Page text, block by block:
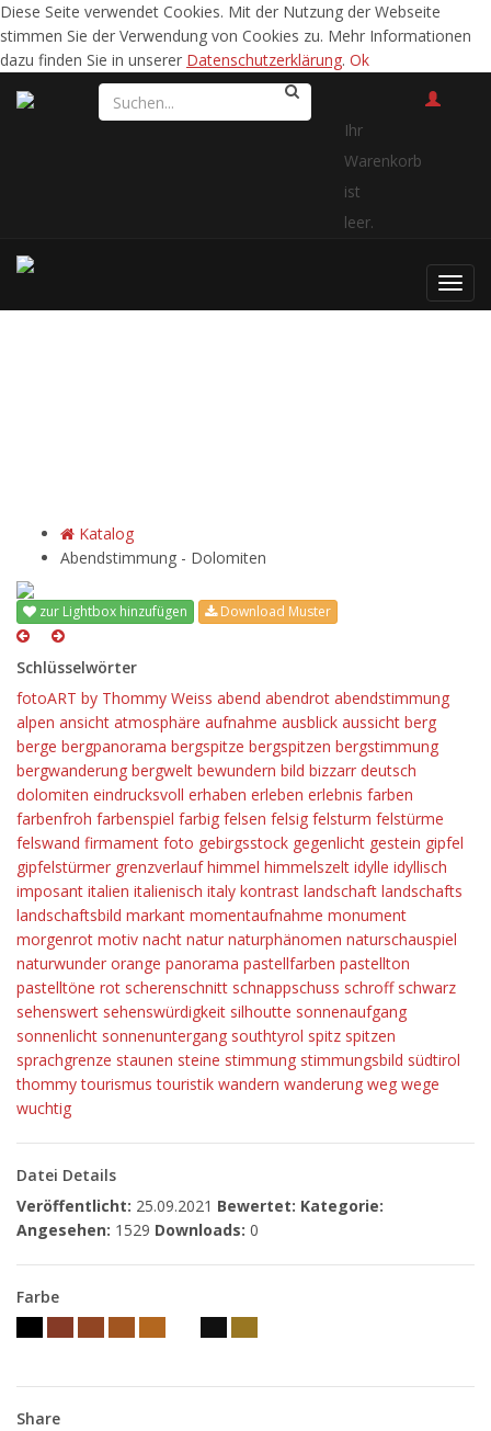
Diese Seite verwendet Cookies. Mit der Nutzung der Webseite
stimmen Sie der Verwendung von Cookies zu. Mehr Informationen
dazu finden Sie in unserer Datenschutzerklärung. Ok
Ihr
Warenkorb
ist
leer.
Katalog
Abendstimmung - Dolomiten
zur Lightbox hinzufügen Download Muster
Schlüsselwörter
fotoART by Thommy Weiss abend abendrot abendstimmung
alpen ansicht atmosphäre aufnahme ausblick aussicht berg
berge bergpanorama bergspitze bergspitzen bergstimmung
bergwanderung bergwelt bewundern bild bizzarr deutsch
dolomiten eindrucksvoll erhaben erleben erlebnis farben
farbenfroh farbenspiel farbig felsen felsig felsturm felstürme
felswand firmament foto gebirgsstock gegenlicht gestein gipfel
gipfelstürmer grenzverlauf himmel himmelszelt idylle idyllisch
imposant italien italienisch italy kontrast landschaft landschafts
landschaftsbild markant momentaufnahme monument
morgenrot motiv nacht natur naturphänomen naturschauspiel
naturwunder orange panorama pastellfarben pastellton
pastelltöne rot scherenschnitt schnappschuss schroff schwarz
sehenswert sehenswürdigkeit silhoutte sonnenaufgang
sonnenlicht sonnenuntergang southtyrol spitz spitzen
sprachgrenze staunen steine stimmung stimmungsbild südtirol
thommy tourismus touristik wandern wanderung weg wege
wuchtig
Datei Details
Veröffentlicht: 25.09.2021 Bewertet: Kategorie:
Angesehen: 1529 Downloads: 0
Farbe
Share